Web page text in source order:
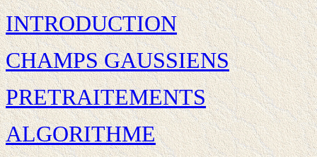
INTRODUCTION
CHAMPS GAUSSIENS
PRETRAITEMENTS
ALGORITHME